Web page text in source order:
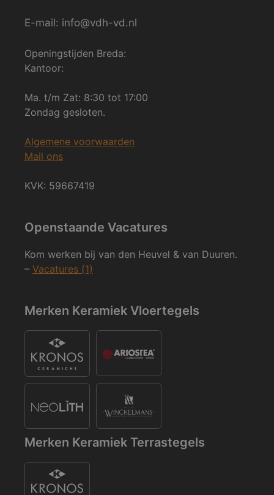
E-mail: info@vdh-vd.nl
Openingstijden Breda:
Kantoor:
Ma. t/m Zat: 8:30 tot 17:00
Zondag gesloten.
Algemene voorwaarden
Mail ons
KVK: 59667419
Openstaande Vacatures
Kom werken bij van den Heuvel & van Duuren.
– Vacatures (1)
Merken Keramiek Vloertegels
Merken Keramiek Terrastegels